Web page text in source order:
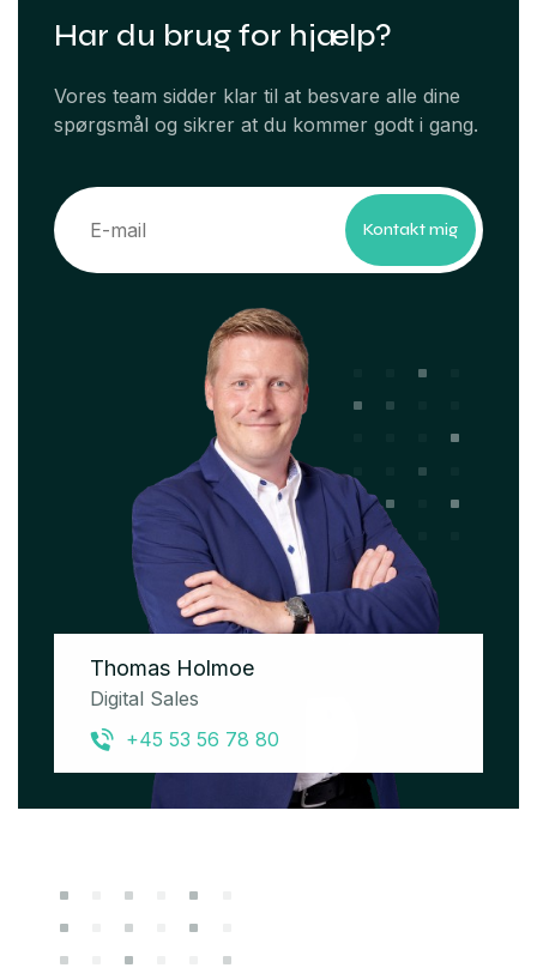
Thomas Holmoe
Digital Sales
+45 53 56 78 80
Har du brug for hjælp?
Vores team sidder klar til at besvare alle dine
spørgsmål og sikrer at du kommer godt i gang.
Kontakt mig